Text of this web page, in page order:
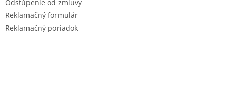
Odstúpenie od zmluvy
Reklamačný formulár
Reklamačný poriadok